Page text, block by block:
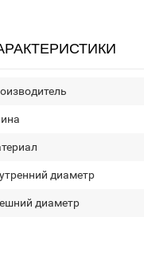
диаметр
диаметр